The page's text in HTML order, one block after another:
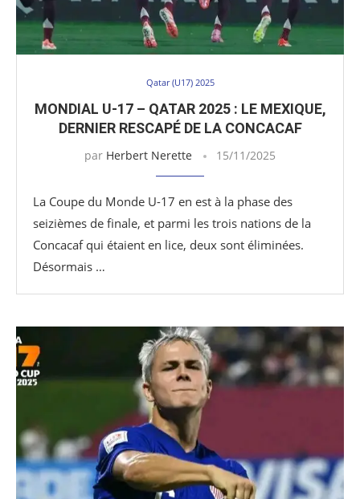
Qatar (U17) 2025
MONDIAL U-17 – QATAR 2025 : LE MEXIQUE,
DERNIER RESCAPÉ DE LA CONCACAF
par Herbert Nerette 15/11/2025
La Coupe du Monde U-17 en est à la phase des
seizièmes de finale, et parmi les trois nations de la
Concacaf qui étaient en lice, deux sont éliminées.
Désormais …